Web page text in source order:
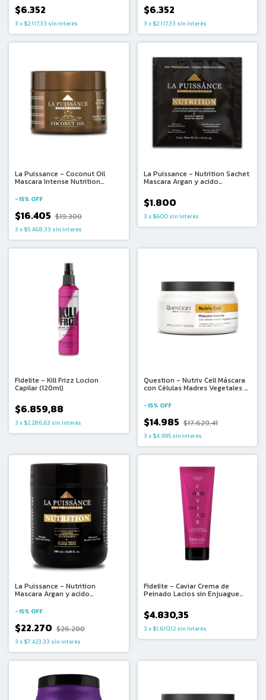
$6.352
3 x $2.117,33 sin interés
$6.352
3 x $2.117,33 sin interés
La Puissance - Coconut Oil
Mascara Intense Nutrition
-15% OFF
$16.405 $19.300
3 x $5.468,33 sin interés
La Puissance - Nutrition Sachet
Mascara Argan y acido
Muy Secos y Sensibilizados 1u
(15ml)
$1.800
3 x $600 sin interés
Fidelite - Kill Frizz Locion
Capilar (120ml)
$6.859,88
3 x $2.286,63 sin interés
Question - Nutriv Cell Máscara
con Células Madres Vegetales y
-15% OFF
$14.985 $17.629,41
3 x $4.995 sin interés
La Puissance - Nutrition
Mascara Argan y acido
Sensibilizados (500ml)
-15% OFF
$22.270 $26.200
3 x $7.423,33 sin interés
Fidelite - Caviar Crema de
Peinado Lacios sin Enjuague
$4.830,35
3 x $1.610,12 sin interés